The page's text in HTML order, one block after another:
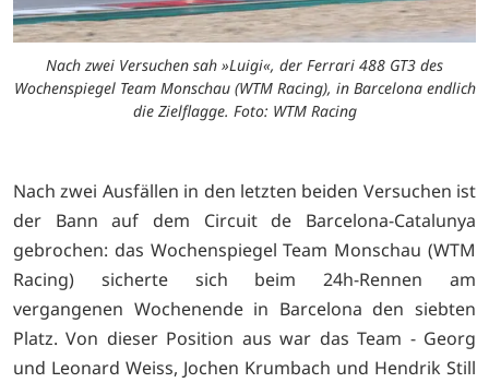
Nach zwei Versuchen sah »Luigi«, der Ferrari 488 GT3 des
Wochenspiegel Team Monschau (WTM Racing), in Barcelona endlich
die Zielflagge. Foto: WTM Racing
Nach zwei Ausfällen in den letzten beiden Versuchen ist
der Bann auf dem Circuit de Barcelona-Catalunya
gebrochen: das Wochenspiegel Team Monschau (WTM
Racing) sicherte sich beim 24h-Rennen am
vergangenen Wochenende in Barcelona den siebten
Platz. Von dieser Position aus war das Team - Georg
und Leonard Weiss, Jochen Krumbach und Hendrik Still